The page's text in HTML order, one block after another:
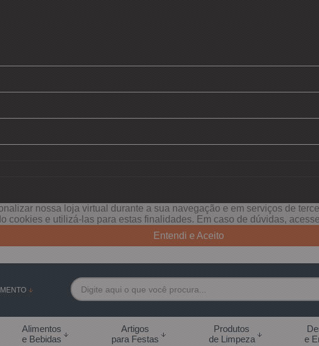
nossa loja virtual durante a sua navegação e em serviços de
cookies e utilizá-las para estas finalidades. Em caso de dúvidas,
Entendi e Aceito
99855-7892
(19) 99855-7892
Alimentos
e Bebidas
Artigos
para Festas
Produtos
de Limpeza
e